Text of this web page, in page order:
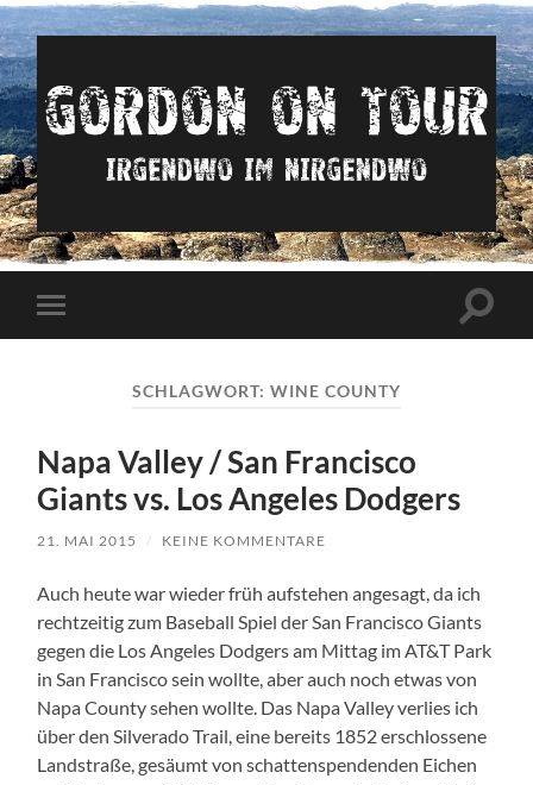
Irgendwo
im
nirgendwo
Mobile-
Menü
SCHLAGWORT: WINE COUNTY
Napa Valley / San Francisco
Giants vs. Los Angeles Dodgers
21. MAI 2015 / KEINE KOMMENTARE
Auch heute war wieder früh aufstehen angesagt, da ich
rechtzeitig zum Baseball Spiel der San Francisco Giants
gegen die Los Angeles Dodgers am Mittag im AT&T Park
in San Francisco sein wollte, aber auch noch etwas von
Napa County sehen wollte. Das Napa Valley verlies ich
über den Silverado Trail, eine bereits 1852 erschlossene
Landstraße, gesäumt von schattenspendenden Eichen